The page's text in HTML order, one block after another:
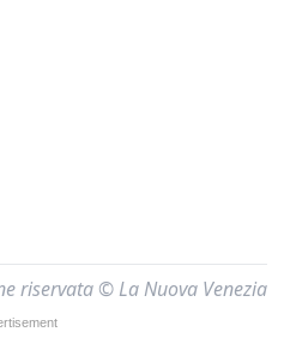
riservata © La Nuova Venezia